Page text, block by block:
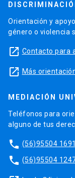
Orientación y
género o violencia
launch Contacto para
launch Más
MEDIACIÓN
Teléfonos para
alguno de tus
phone (56)95504 1691
phone (56)95504